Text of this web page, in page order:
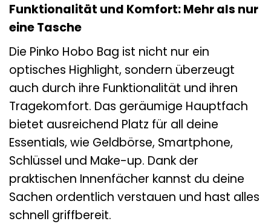
Funktionalität und Komfort: Mehr als nur
eine Tasche
Die Pinko Hobo Bag ist nicht nur ein
optisches Highlight, sondern überzeugt
auch durch ihre Funktionalität und ihren
Tragekomfort. Das geräumige Hauptfach
bietet ausreichend Platz für all deine
Essentials, wie Geldbörse, Smartphone,
Schlüssel und Make-up. Dank der
praktischen Innenfächer kannst du deine
Sachen ordentlich verstauen und hast alles
schnell griffbereit.